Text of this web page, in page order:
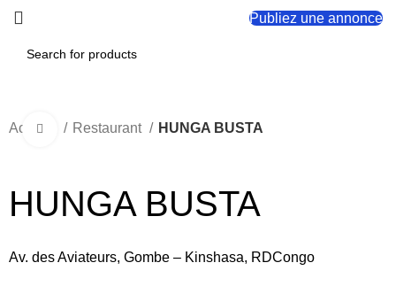
Publiez une annonce
Accueil Restaurant HUNGA BUSTA
Click to enlarge
HUNGA BUSTA
Av. des Aviateurs, Gombe – Kinshasa, RDCongo